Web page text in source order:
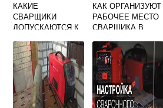
КАКИЕ
СВАРЩИКИ
ДОПУСКАЮТСЯ К
СВАРОЧНЫХ
РАБОТ ПРИ
ИЗГОТОВЛЕНИИ
РАСЧЕТНЫХ
СВАРНЫХ
НЕСУЩИХ
КАК ОРГАНИЗУЮТ
РАБОЧЕЕ МЕСТО
СВАРЩИКА В
ОТ ВИДА
ВЫПОЛНЯЕМЫХ
РАБОТ